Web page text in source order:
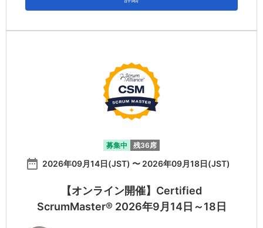
募集中 残36席
date_range 2026年09月14日(JST) 〜 2026年09月18日(JST)
【オンライン開催】Certified
ScrumMaster® 2026年9月14日～18日